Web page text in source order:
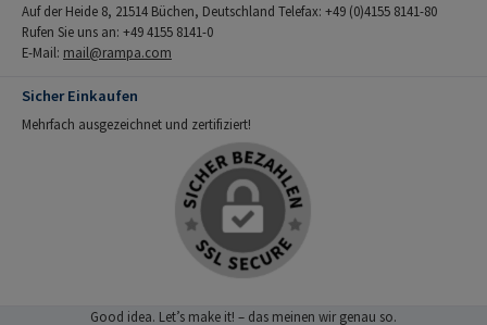
Auf der Heide 8, 21514 Büchen, Deutschland Telefax: +49 (0)4155 8141-80
Rufen Sie uns an: +49 4155 8141-0
E-Mail: mail@rampa.com
Sicher Einkaufen
Mehrfach ausgezeichnet und zertifiziert!
Good idea. Let’s make it! – das meinen wir genau so.